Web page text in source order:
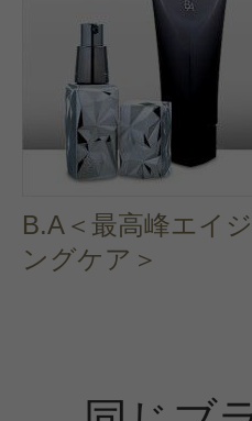
B.A＜最高峰エイジ
ングケア＞